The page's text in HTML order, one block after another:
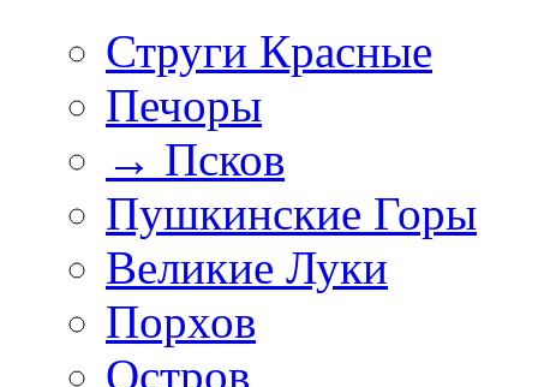
Струги Красные
Печоры
→ Псков
Пушкинские Горы
Великие Луки
Порхов
Остров